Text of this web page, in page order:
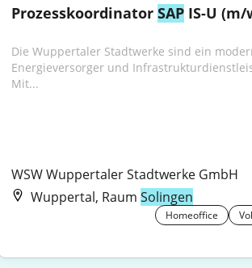
Prozesskoordinator SAP IS-U (m/
Die Wuppertaler Stadtwerke sind ein
Energieversorger und
Mit...
WSW Wuppertaler Stadtwerke GmbH
Wuppertal, Raum Solingen
Homeoffice